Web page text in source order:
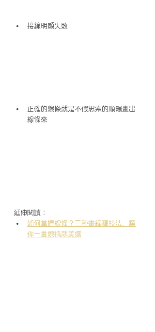
接線明顯失敗
正確的線條就是不假思索的順暢畫出
線條來
延伸閱讀：
如何掌握線條？三種畫線稿技法，讓
你一畫線搞就美爆